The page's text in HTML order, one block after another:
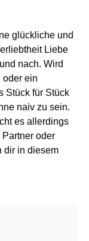
glückliche und
Liebe
nach. Wird
oder ein
Stück für Stück
naiv zu sein.
es allerdings
oder
dir in diesem